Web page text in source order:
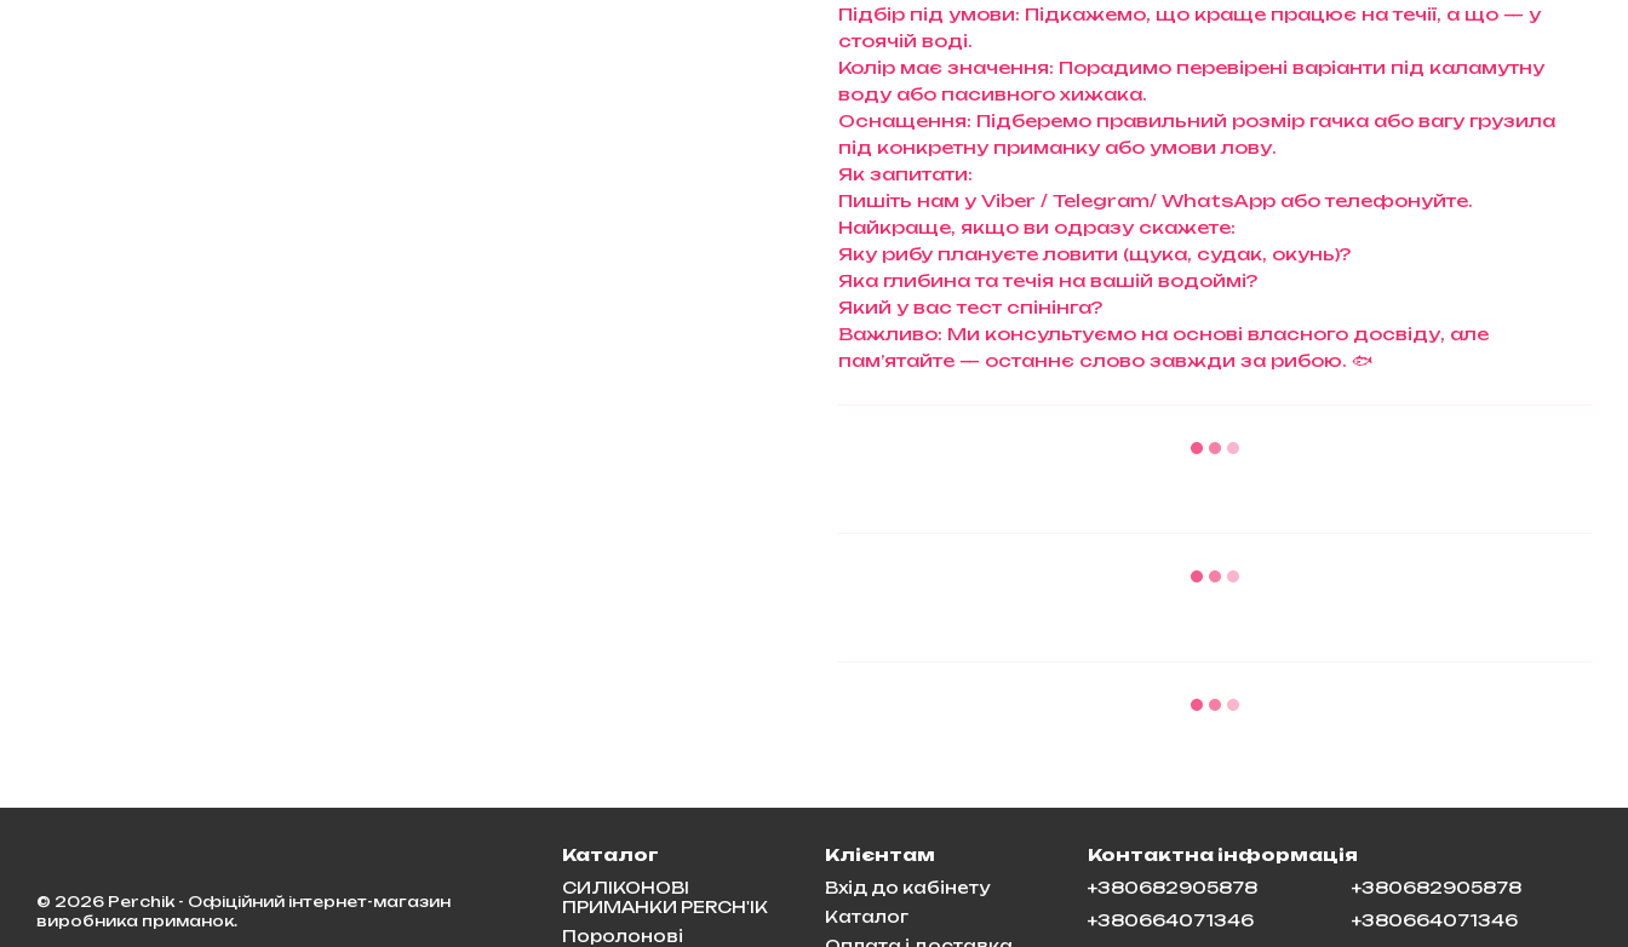
Підбір під умови: Підкажемо, що краще працює на течії, а що — у
стоячій воді.
Колір має значення: Порадимо перевірені варіанти під каламутну
воду або пасивного хижака.
Оснащення: Підберемо правильний розмір гачка або вагу грузила
під конкретну приманку або умови лову.
Як запитати:
Пишіть нам у Viber / Telegram/ WhatsApp або телефонуйте.
Найкраще, якщо ви одразу скажете:
Яку рибу плануєте ловити (щука, судак, окунь)?
Яка глибина та течія на вашій водоймі?
Який у вас тест спінінга?
Важливо: Ми консультуємо на основі власного досвіду, але
пам’ятайте — останнє слово завжди за рибою. 🐟
© 2026 Perchik - Офіційний інтернет-магазин
виробника приманок.
Каталог
СИЛІКОНОВІ
ПРИМАНКИ PERCH'IK
Поролонові
Клієнтам
Вхід до кабінету
Каталог
Контактна інформація
+380682905878
+380664071346
+380682905878
+380664071346